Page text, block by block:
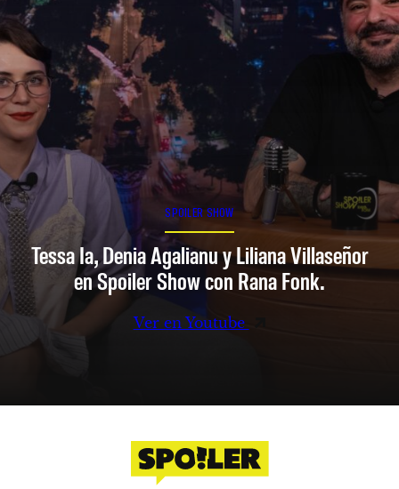
SPOILER SHOW
Tessa Ia, Denia Agalianu y Liliana Villaseñor
en Spoiler Show con Rana Fonk.
Ver en Youtube